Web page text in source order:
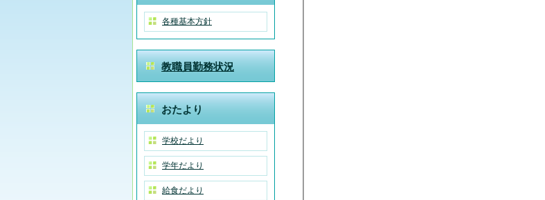
各種基本方針
教職員勤務状況
おたより
学校だより
学年だより
給食だより